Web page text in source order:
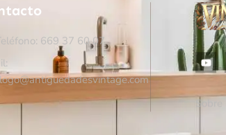
669 37 60 07
Sobre